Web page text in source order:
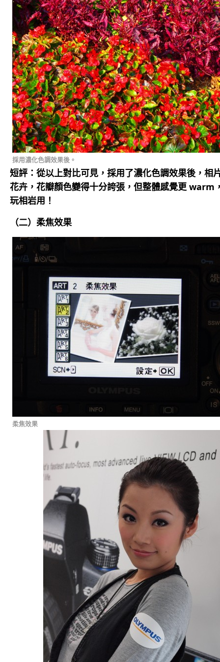
採用濃化色調效果後。
短評：從以上對比可見，採用了濃化色調效果後，相
花卉，花瓣顏色變得十分誇張，但整體感覺更 warm
玩相岩用！
（二）柔焦效果
柔焦效果